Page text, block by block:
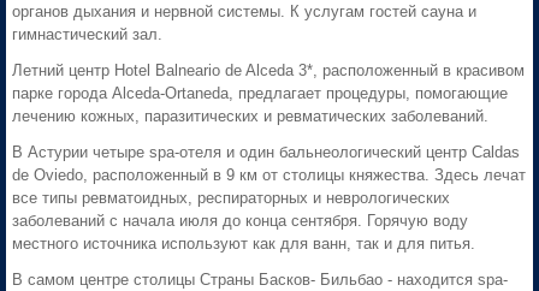
органов дыхания и нервной системы. К услугам гостей сауна и
гимнастический зал.
Летний центр Hotel Balneario de Alceda 3*, расположенный в красивом
парке города Alceda-Ortaneda, предлагает процедуры, помогающие
лечению кожных, паразитических и ревматических заболеваний.
В Астурии четыре spa-отеля и один бальнеологический центр Caldas
de Oviedo, расположенный в 9 км от столицы княжества. Здесь лечат
все типы ревматоидных, респираторных и неврологических
заболеваний с начала июля до конца сентября. Горячую воду
местного источника используют как для ванн, так и для питья.
В самом центре столицы Страны Басков- Бильбао - находится spa-